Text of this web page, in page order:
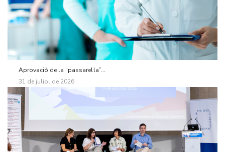
Aprovació de la “passarel·la”...
31 de juliol de 2026